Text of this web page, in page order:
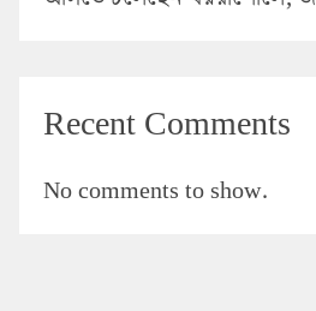
Recent Comments
No comments to show.